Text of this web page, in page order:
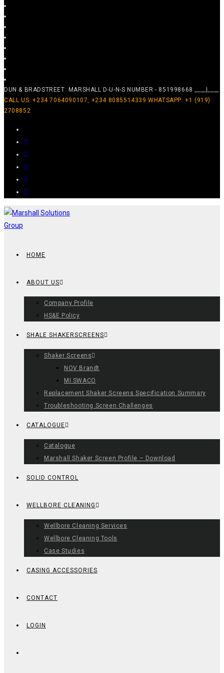
DUN & BRADSTREET: MARSHALL D-U-N-S NUMBER - 851998668 ____|____
CALL US: +234 7064090107, +234 8085514339 WHATSAPP: +1 (919)
2708852
HOME
ABOUT US
Company Profile
HS&E Policy
SHALE SHAKERSCREENS
Shaker Screens
NOV Brandt
MI SWACO
Replacement Shaker Screens Specification Summary
Troubleshooting Screen Challenges
CATALOGUE
Catalogue
Marshall Shaker Screen Profile – Download
SOLID CONTROL
WELLBORE CLEANING
Wellbore Cleaning Services
Wellbore Cleaning Tools
Case Studies
CASING ACCESSORIES
CONTACT
LOGIN